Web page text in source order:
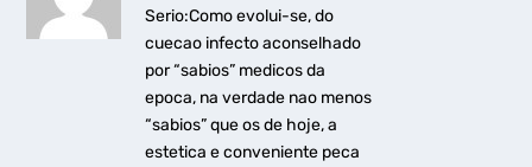
Serio:Como evolui-se, do
cuecao infecto aconselhado
por “sabios” medicos da
epoca, na verdade nao menos
“sabios” que os de hoje, a
estetica e conveniente peca